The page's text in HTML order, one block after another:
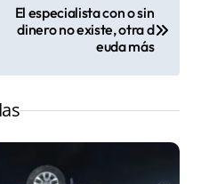
El especialista con o sin
dinero no existe, otra d
euda más